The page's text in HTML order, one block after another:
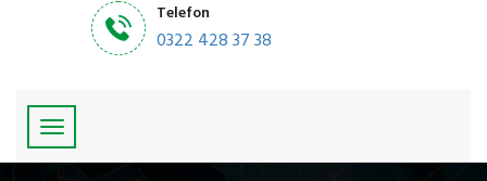
Telefon
0322 428 37 38